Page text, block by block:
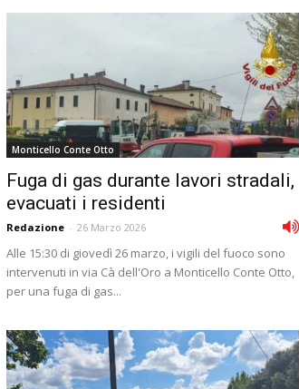
Monticello Conte Otto
Fuga di gas durante lavori stradali,
evacuati i residenti
Redazione - 26 Marzo 2026
Alle 15:30 di giovedì 26 marzo, i vigili del fuoco sono
intervenuti in via Cà dell'Oro a Monticello Conte Otto,
per una fuga di gas...